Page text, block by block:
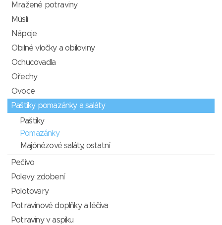
Mražené potraviny
Müsli
Nápoje
Obilné vločky a obiloviny
Ochucovadla
Ořechy
Ovoce
Paštiky, pomazánky a saláty
Paštiky
Pomazánky
Majónézové saláty, ostatní
Pečivo
Polevy, zdobení
Polotovary
Potravinové doplňky a léčiva
Potraviny v aspiku